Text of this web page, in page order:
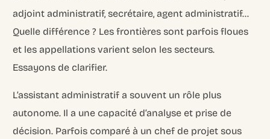
adjoint administratif, secrétaire, agent administratif…
Quelle différence ? Les frontières sont parfois floues
et les appellations varient selon les secteurs.
Essayons de clarifier.
L’assistant administratif a souvent un rôle plus
autonome. Il a une capacité d’analyse et prise de
décision. Parfois comparé à un chef de projet sous